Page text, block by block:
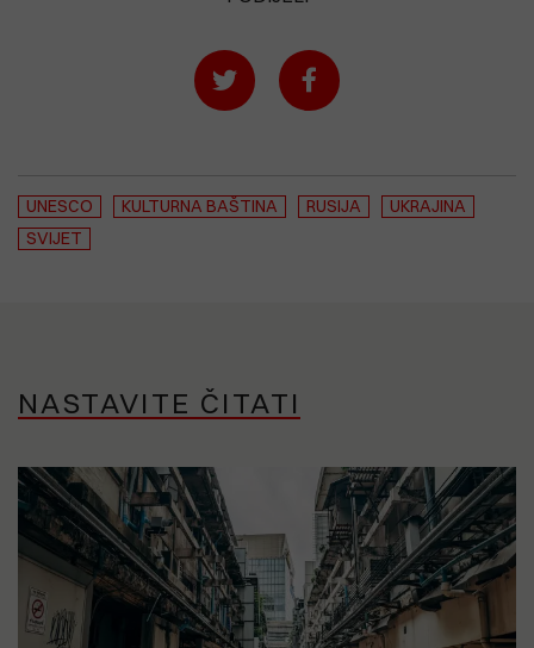
UNESCO KULTURNA BAŠTINA RUSIJA
UKRAJINA
SVIJET
NASTAVITE ČITATI